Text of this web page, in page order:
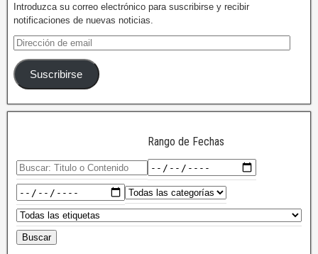
Introduzca su correo electrónico para suscribirse y recibir
notificaciones de nuevas noticias.
Suscribirse
Rango de Fechas